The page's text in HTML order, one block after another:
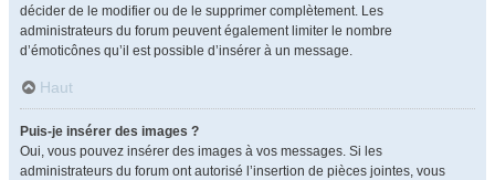
décider de le modifier ou de le supprimer complètement. Les
administrateurs du forum peuvent également limiter le nombre
d’émoticônes qu’il est possible d’insérer à un message.
Haut
Puis-je insérer des images ?
Oui, vous pouvez insérer des images à vos messages. Si les
administrateurs du forum ont autorisé l’insertion de pièces jointes, vous